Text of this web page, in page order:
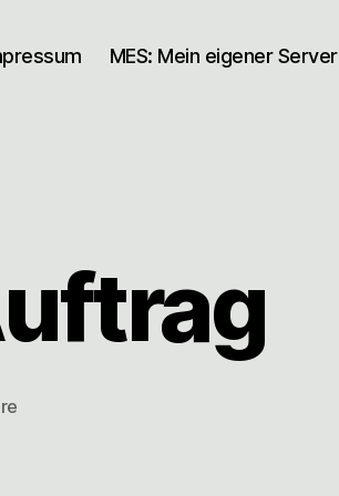
MES: Mein eigener Server